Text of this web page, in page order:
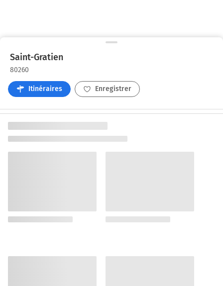
Saint-Gratien
80260
Itinéraires Enregistrer